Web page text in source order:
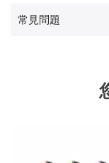
常見問題